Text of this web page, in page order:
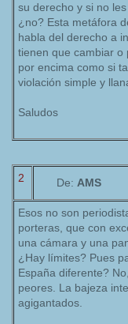
su derecho y si no
¿no? Esta metáfora
habla del derecho a
tienen que cambiar o
por encima como si
violación simple y
Saludos
2 De: AMS
Esos no son
porteras, que con
una cámara y una
¿Hay límites? Pues
España diferente?
peores. La bajeza
agigantados.